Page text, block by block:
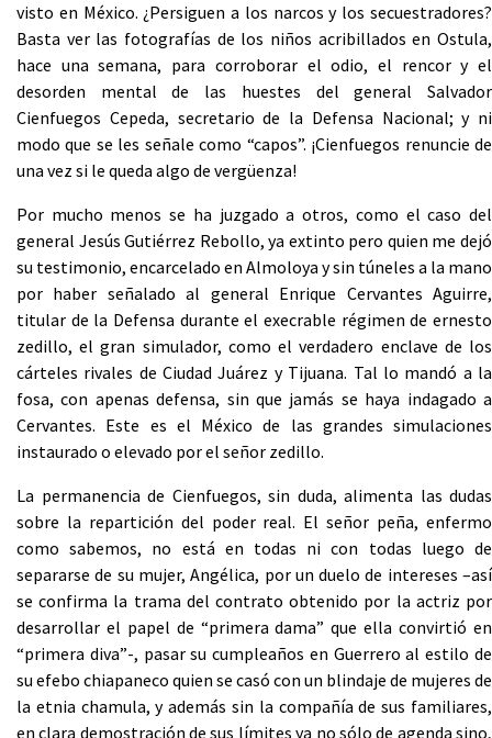
visto en México. ¿Persiguen a los narcos y los secuestradores?
Basta ver las fotografías de los niños acribillados en Ostula,
hace una semana, para corroborar el odio, el rencor y el
desorden mental de las huestes del general Salvador
Cienfuegos Cepeda, secretario de la Defensa Nacional; y ni
modo que se les señale como “capos”. ¡Cienfuegos renuncie de
una vez si le queda algo de vergüenza!
Por mucho menos se ha juzgado a otros, como el caso del
general Jesús Gutiérrez Rebollo, ya extinto pero quien me dejó
su testimonio, encarcelado en Almoloya y sin túneles a la mano
por haber señalado al general Enrique Cervantes Aguirre,
titular de la Defensa durante el execrable régimen de ernesto
zedillo, el gran simulador, como el verdadero enclave de los
cárteles rivales de Ciudad Juárez y Tijuana. Tal lo mandó a la
fosa, con apenas defensa, sin que jamás se haya indagado a
Cervantes. Este es el México de las grandes simulaciones
instaurado o elevado por el señor zedillo.
La permanencia de Cienfuegos, sin duda, alimenta las dudas
sobre la repartición del poder real. El señor peña, enfermo
como sabemos, no está en todas ni con todas luego de
separarse de su mujer, Angélica, por un duelo de intereses –así
se confirma la trama del contrato obtenido por la actriz por
desarrollar el papel de “primera dama” que ella convirtió en
“primera diva”-, pasar su cumpleaños en Guerrero al estilo de
su efebo chiapaneco quien se casó con un blindaje de mujeres de
la etnia chamula, y además sin la compañía de sus familiares,
en clara demostración de sus límites ya no sólo de agenda sino,